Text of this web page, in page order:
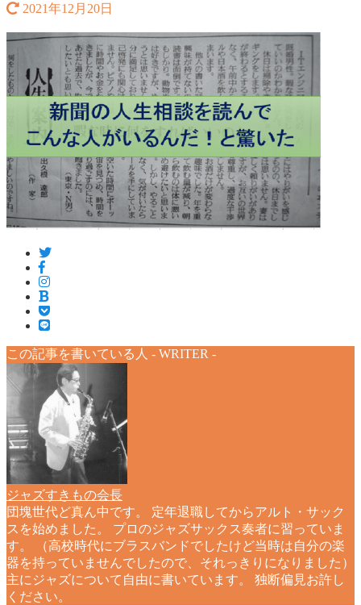
2021年12月20日
この記事を書いている人 - WRITER -
ジャズすきもの会長
団塊世代ど真ん中です。 定年退職してからアルト・サック
スを始めました。 プロのジャズサックス奏者に習っていま
す。 （高校時代にブラスバンドでしたけど当時は自分の楽
器を持っていませんでしたので、それっきりになりました）
主にジャズについて自由に書いています。 独断偏見お許し
ください。